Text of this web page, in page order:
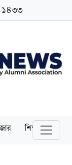
১৪৩৩
শিক্ষা